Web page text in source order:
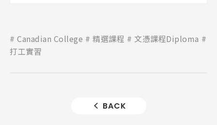
Canadian College 精選課程
文憑課程Diploma
打工實習
BACK